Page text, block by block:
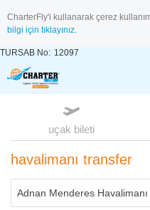
CharterFly'i kullanarak çerez
bilgi için tıklayınız.
TURSAB No: 12097
uçak bileti
havalimanı transfer